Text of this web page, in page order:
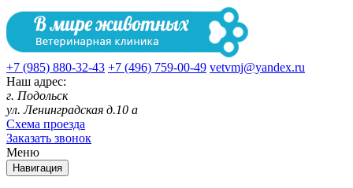
+7 (985) 880-32-43 +7 (496) 759-00-49 vetvmj@yandex.ru
Наш адрес:
г. Подольск
ул. Ленинградская д.10 а
Схема проезда
Заказать звонок
Меню
Навигация